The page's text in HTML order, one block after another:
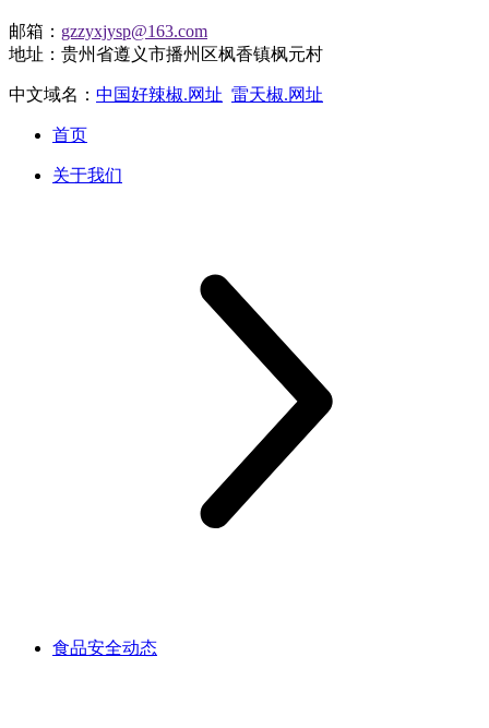
邮箱： gzzyxjysp@163.com
地址：贵州省遵义市播州区枫香镇枫元村
中文域名： 中国好辣椒.网址 雷天椒.网址
首页
关于我们
食品安全动态